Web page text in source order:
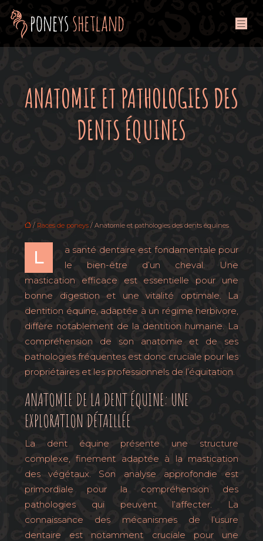
ANATOMIE ET PATHOLOGIES DES
DENTS ÉQUINES
/ Races de poneys / Anatomie et pathologies des dents équines
L
a santé dentaire est fondamentale pour
le bien-être d’un cheval. Une
mastication efficace est essentielle pour une
bonne digestion et une vitalité optimale. La
dentition équine, adaptée à un régime herbivore,
diffère notablement de la dentition humaine. La
compréhension de son anatomie et de ses
pathologies fréquentes est donc cruciale pour les
propriétaires et les professionnels de l’équitation.
ANATOMIE DE LA DENT ÉQUINE: UNE
EXPLORATION DÉTAILLÉE
La dent équine présente une structure
complexe, finement adaptée à la mastication
des végétaux. Son analyse approfondie est
primordiale pour la compréhension des
pathologies qui peuvent l’affecter. La
connaissance des mécanismes de l’usure
dentaire est notamment cruciale pour une